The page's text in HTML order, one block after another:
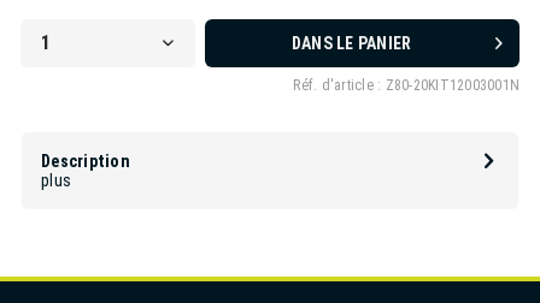
DANS LE PANIER
Réf. d'article : Z80-20KIT12003001N
Description
plus